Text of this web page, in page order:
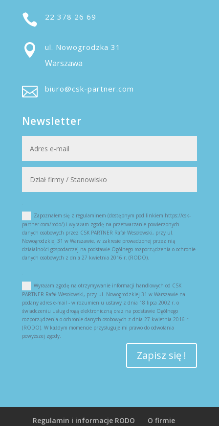
 22 378 26 69
 ul. Nowogrodzka 31
Warszawa
 biuro@csk-partner.com
Newsletter
Zapoznałem się z regulaminem (dostępnym pod linkiem https://csk-
partner.com/rodo/) i wyrażam zgodę na przetwarzanie powierzonych
danych osobowych przez CSK PARTNER Rafał Wesołowski, przy ul.
Nowogrodzkiej 31 w Warszawie, w zakresie prowadzonej przez nią
działalności gospodarczej na podstawie Ogólnego rozporządzenia o ochronie
danych osobowych z dnia 27 kwietnia 2016 r. (RODO).
.
Wyrażam zgodę na otrzymywanie informacji handlowych od CSK
PARTNER Rafał Wesołowski, przy ul. Nowogrodzkiej 31 w Warszawie na
podany adres e-mail - w rozumieniu ustawy z dnia 18 lipca 2002 r. o
świadczeniu usług drogą elektroniczną oraz na podstawie Ogólnego
rozporządzenia o ochronie danych osobowych z dnia 27 kwietnia 2016 r.
(RODO). W każdym momencie przysługuje mi prawo do odwołania
powyższej zgody.
Zapisz się !
Regulamin i informacje RODO O firmie